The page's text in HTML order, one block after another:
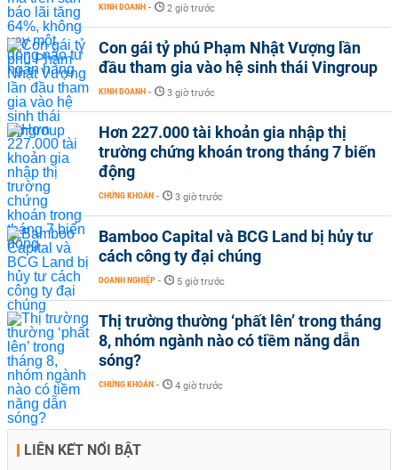
KINH DOANH - 2 giờ trước
Con gái tỷ phú Phạm Nhật Vượng lần
đầu tham gia vào hệ sinh thái Vingroup
KINH DOANH - 3 giờ trước
Hơn 227.000 tài khoản gia nhập thị
trường chứng khoán trong tháng 7 biến
động
CHỨNG KHOÁN - 3 giờ trước
Bamboo Capital và BCG Land bị hủy tư
cách công ty đại chúng
DOANH NGHIỆP - 5 giờ trước
Thị trường thường ‘phất lên’ trong tháng
8, nhóm ngành nào có tiềm năng dẫn
sóng?
CHỨNG KHOÁN - 4 giờ trước
LIÊN KẾT NỔI BẬT